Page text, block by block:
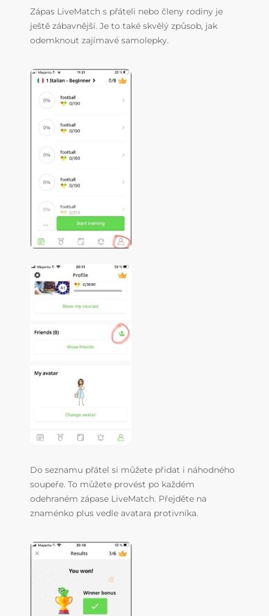
Zápas LiveMatch s přáteli nebo členy rodiny je
ještě zábavnější. Je to také skvělý způsob, jak
odemknout zajímavé samolepky.
Do seznamu přátel si můžete přidat i náhodného
soupeře. To můžete provést po každém
odehraném zápase LiveMatch. Přejděte na
znaménko plus vedle avatara protivníka.